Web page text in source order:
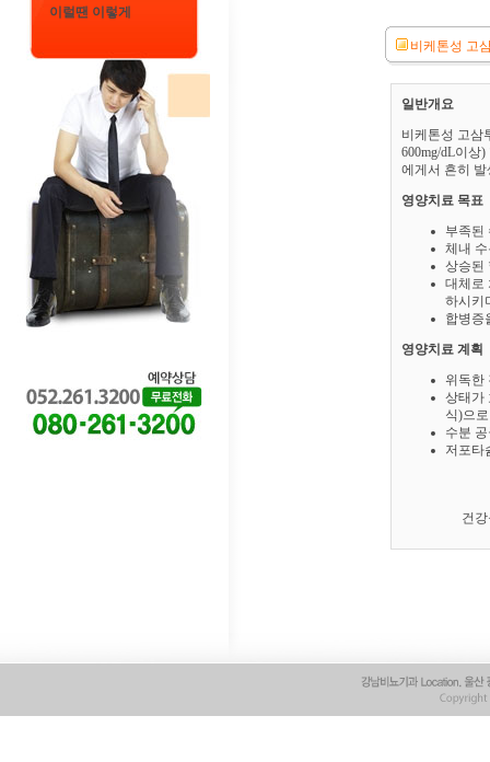
이럴땐 이렇게
비케톤성 고삼
일반개요
비케톤성 고삼
600mg/dL이상
에게서 흔히
영양치료 목표
부족된
체내
상승된
대체로
하시키
합병증
영양치료 계획
위독한
상태가
식)으
수분
저포타
건